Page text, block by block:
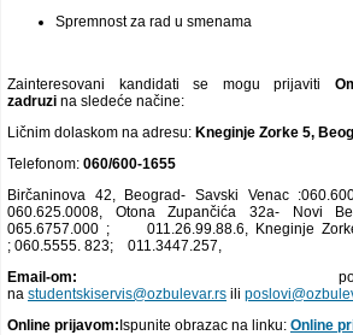
Spremnost za rad u smenama
Zainteresovani kandidati se mogu prijaviti
zadruzi na sledeće načine:
Ličnim dolaskom na adresu: Kneginje Zorke 5,
Telefonom: 060/600-1655
Birčaninova 42, Beograd- Savski Venac
060.625.0008, Otona Zupančića 32a- Novi
065.6757.000 ; 011.26.99.88.6, Kneginje
; 060.5555. 823; 011.3447.257,
Email-om:
na studentskiservis@ozbulevar.rs ili
Online prijavom:Ispunite obrazac na linku: Online